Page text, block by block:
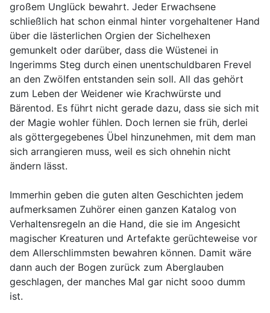
großem Unglück bewahrt. Jeder Erwachsene
schließlich hat schon einmal hinter vorgehaltener Hand
über die lästerlichen Orgien der Sichelhexen
gemunkelt oder darüber, dass die Wüstenei in
Ingerimms Steg durch einen unentschuldbaren Frevel
an den Zwölfen entstanden sein soll. All das gehört
zum Leben der Weidener wie Krachwürste und
Bärentod. Es führt nicht gerade dazu, dass sie sich mit
der Magie wohler fühlen. Doch lernen sie früh, derlei
als göttergegebenes Übel hinzunehmen, mit dem man
sich arrangieren muss, weil es sich ohnehin nicht
ändern lässt.
Immerhin geben die guten alten Geschichten jedem
aufmerksamen Zuhörer einen ganzen Katalog von
Verhaltensregeln an die Hand, die sie im Angesicht
magischer Kreaturen und Artefakte gerüchteweise vor
dem Allerschlimmsten bewahren können. Damit wäre
dann auch der Bogen zurück zum Aberglauben
geschlagen, der manches Mal gar nicht sooo dumm
ist.